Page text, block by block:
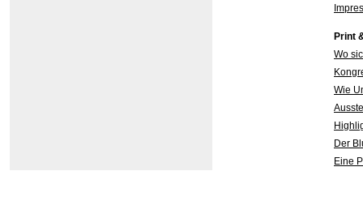
Print
Wo
Wie
Der
Eine